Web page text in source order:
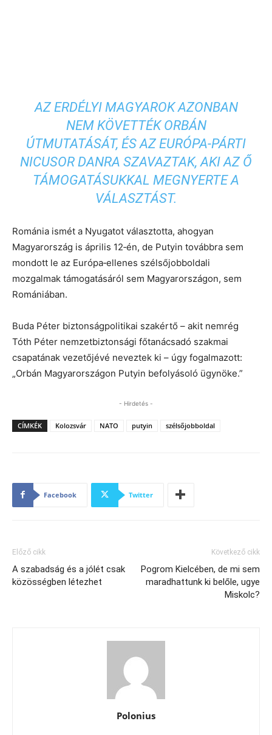
AZ ERDÉLYI MAGYAROK AZONBAN
NEM KÖVETTÉK ORBÁN
ÚTMUTATÁSÁT, ÉS AZ EURÓPA‑PÁRTI
NICUSOR DANRA SZAVAZTAK, AKI AZ Ő
TÁMOGATÁSUKKAL MEGNYERTE A
VÁLASZTÁST.
Románia ismét a Nyugatot választotta, ahogyan
Magyarország is április 12‑én, de Putyin továbbra sem
mondott le az Európa‑ellenes szélsőjobboldali
mozgalmak támogatásáról sem Magyarországon, sem
Romániában.
Buda Péter biztonságpolitikai szakértő – akit nemrég
Tóth Péter nemzetbiztonsági főtanácsadó szakmai
csapatának vezetőjévé neveztek ki – úgy fogalmazott:
„Orbán Magyarországon Putyin befolyásoló ügynöke.”
- Hirdetés -
CÍMKÉK Kolozsvár NATO putyin szélsőjobboldal
Facebook Twitter
Előző cikk
A szabadság és a jólét csak
közösségben létezhet
Következő cikk
Pogrom Kielcében, de mi sem
maradhattunk ki belőle, ugye
Miskolc?
Polonius